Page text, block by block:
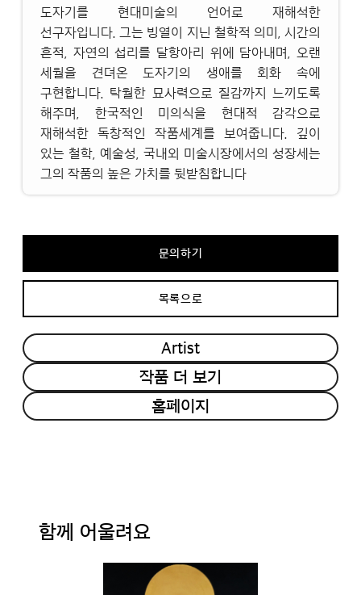
도자기를 현대미술의 언어로 재해석한
선구자입니다. 그는 빙열이 지닌 철학적 의미, 시간의
흔적, 자연의 섭리를 달항아리 위에 담아내며, 오랜
세월을 견뎌온 도자기의 생애를 회화 속에
구현합니다. 탁월한 묘사력으로 질감까지 느끼도록
해주며, 한국적인 미의식을 현대적 감각으로
재해석한 독창적인 작품세계를 보여줍니다. 깊이
있는 철학, 예술성, 국내외 미술시장에서의 성장세는
그의 작품의 높은 가치를 뒷받침합니다
문의하기
목록으로
Artist
작품 더 보기
홈페이지
함께 어울려요